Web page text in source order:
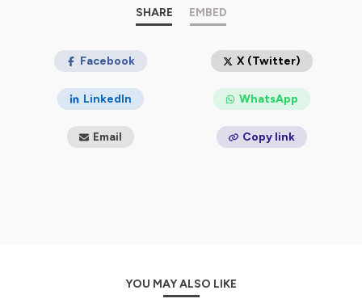
Ici on les partage sans retenue.
Vous avez faim d'inspiration ?
C'est servi 😎
Hébergé par Ausha. Visitez
ausha.co/politique-de-
confidentialitepour plus d'informations.
SHARE EMBED
Facebook X (Twitter)
LinkedIn WhatsApp
Email Copy link
YOU MAY ALSO LIKE